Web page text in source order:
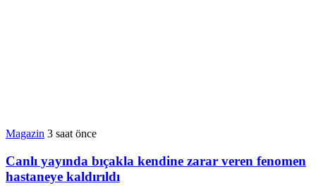
Magazin 3 saat önce
Canlı yayında bıçakla kendine zarar veren fenomen
hastaneye kaldırıldı